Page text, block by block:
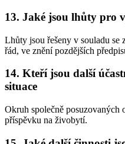
13. Jaké jsou lhůty pro
Lhůty jsou řešeny v souladu se
řád, ve znění pozdějších
14. Kteří jsou další
situace
Okruh společně posuzovaných
příspěvku na živobytí.